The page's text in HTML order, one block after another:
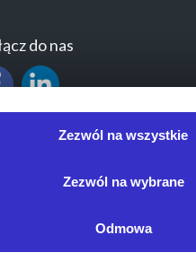
do nas
Zezwól na wszystkie
Zezwól na wybrane
Odmowa